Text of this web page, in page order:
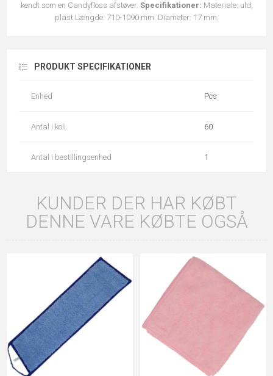
kendt som en Candyfloss afstøver. Specifikationer: Materiale: uld,
plast Længde: 710-1090 mm. Diameter: 17 mm.
PRODUKT SPECIFIKATIONER
Enhed Pcs
Antal i koli. 60
Antal i bestillingsenhed 1
KUNDER DER HAR KØBT
DENNE VARE KØBTE OGSÅ